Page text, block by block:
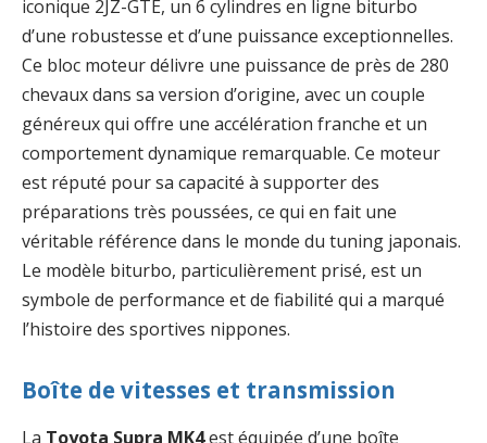
iconique 2JZ-GTE, un 6 cylindres en ligne biturbo
d’une robustesse et d’une puissance exceptionnelles.
Ce bloc moteur délivre une puissance de près de 280
chevaux dans sa version d’origine, avec un couple
généreux qui offre une accélération franche et un
comportement dynamique remarquable. Ce moteur
est réputé pour sa capacité à supporter des
préparations très poussées, ce qui en fait une
véritable référence dans le monde du tuning japonais.
Le modèle biturbo, particulièrement prisé, est un
symbole de performance et de fiabilité qui a marqué
l’histoire des sportives nippones.
Boîte de vitesses et transmission
La Toyota Supra MK4est équipée d’une boîte